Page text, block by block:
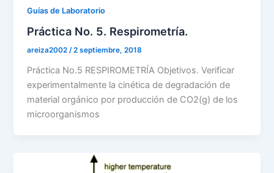
Guías de Laboratorio
Práctica No. 5. Respirometría.
areiza2002/2 septiembre, 2018
Práctica No.5 RESPIROMETRÍA Objetivos. Verificar
experimentalmente la cinética de degradación de
material orgánico por producción de CO2(g) de los
microorganismos